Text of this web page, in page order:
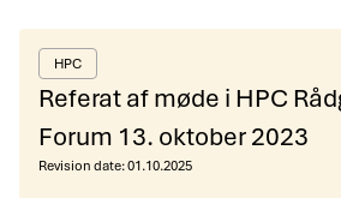
HPC
Referat af møde i HPC
Forum 13. oktober 2023
Revision date:01.10.2025